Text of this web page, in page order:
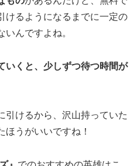
けるようになるまでに一定の
んですよね。
いくと、少しずつ待つ時間が
引けるから、沢山持っていた
ほうがいいですね！